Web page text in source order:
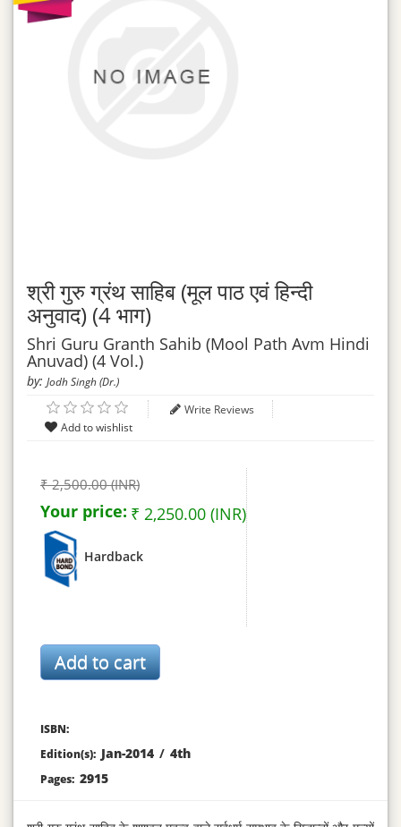
श्री गुरु ग्रंथ साहिब (मूल पाठ एवं हिन्दी
अनुवाद) (4 भाग)
Shri Guru Granth Sahib (Mool Path Avm Hindi
Anuvad) (4 Vol.)
by: Jodh Singh (Dr.)
Write Reviews
₹ 2,500.00 (INR)
Your price: ₹ 2,250.00 (INR)
Hardback
ISBN:
Edition(s): Jan-2014 / 4th
Pages: 2915